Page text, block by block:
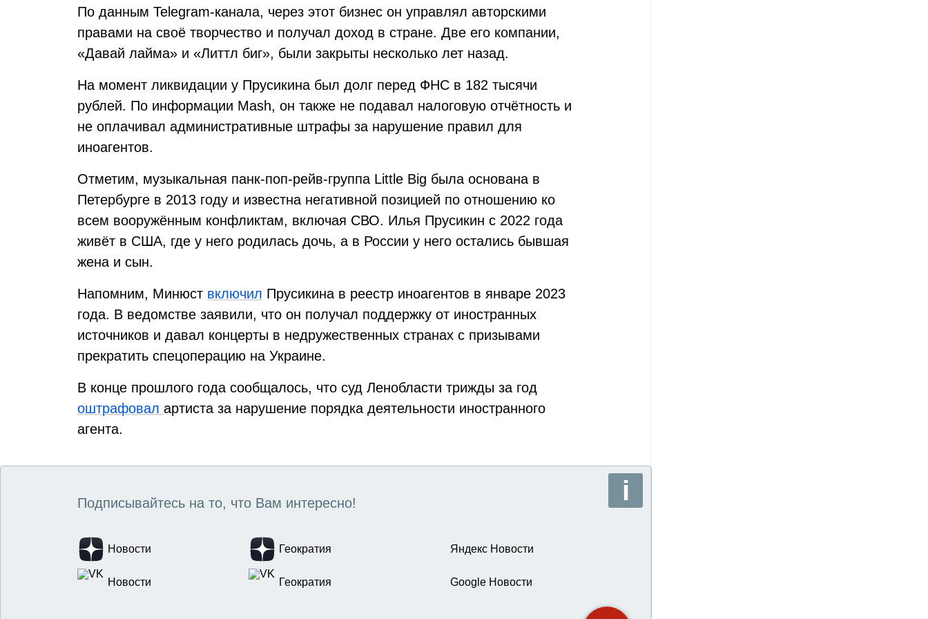
По данным Telegram-канала, через этот бизнес он управлял авторскими
правами на своё творчество и получал доход в стране. Две его компании,
«Давай лайма» и «Литтл биг», были закрыты несколько лет назад.
На момент ликвидации у Прусикина был долг перед ФНС в 182 тысячи
рублей. По информации Mash, он также не подавал налоговую отчётность и
не оплачивал административные штрафы за нарушение правил для
иноагентов.
Отметим, музыкальная панк-поп-рейв-группа Little Big была основана в
Петербурге в 2013 году и известна негативной позицией по отношению ко
всем вооружённым конфликтам, включая СВО. Илья Прусикин с 2022 года
живёт в США, где у него родилась дочь, а в России у него остались бывшая
жена и сын.
Напомним, Минюст включил Прусикина в реестр иноагентов в январе 2023
года. В ведомстве заявили, что он получал поддержку от иностранных
источников и давал концерты в недружественных странах с призывами
прекратить спецоперацию на Украине.
В конце прошлого года сообщалось, что суд Ленобласти трижды за год
оштрафовал артиста за нарушение порядка деятельности иностранного
агента.
Подписывайтесь на то, что Вам интересно!
Новости Геократия Яндекс Новости
Новости Геократия Google Новости